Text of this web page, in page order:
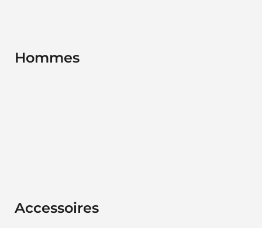
Hommes
Accessoires